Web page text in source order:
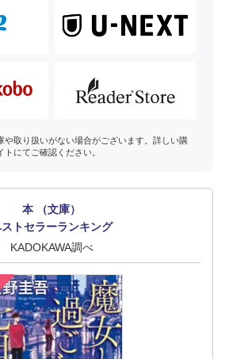
取り扱いがない場合がございます。詳しい購
トにてご確認ください。
本 （文庫）
トセラーランキング
KADOKAWA調べ